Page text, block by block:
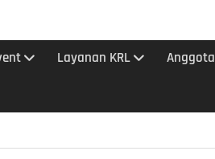
Layanan KRL Anggota